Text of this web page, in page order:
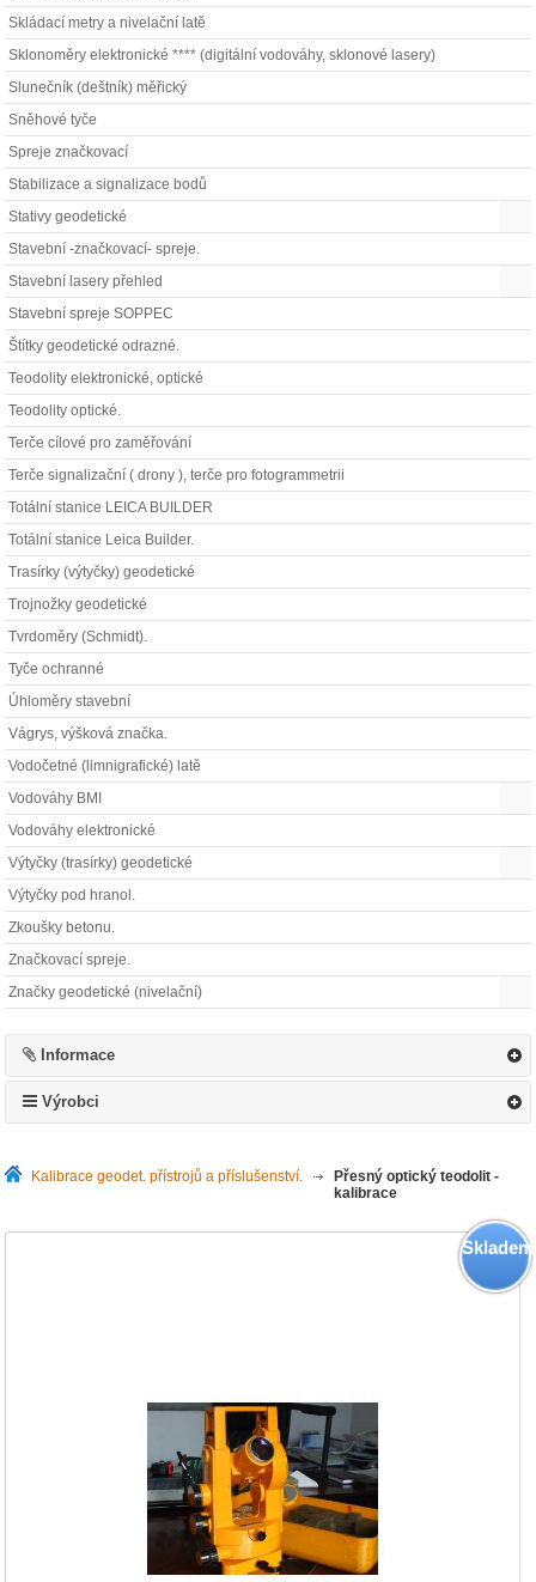
Skládací metry a nivelační latě
Sklonoměry elektronické **** (digitální vodováhy, sklonové lasery)
Slunečník (deštník) měřický
Sněhové tyče
Spreje značkovací
Stabilizace a signalizace bodů
Stativy geodetické
Stavební -značkovací- spreje.
Stavební lasery přehled
Stavební spreje SOPPEC
Štítky geodetické odrazné.
Teodolity elektronické, optické
Teodolity optické.
Terče cílové pro zaměřování
Terče signalizační ( drony ), terče pro fotogrammetrii
Totální stanice LEICA BUILDER
Totální stanice Leica Builder.
Trasírky (výtyčky) geodetické
Trojnožky geodetické
Tvrdoměry (Schmidt).
Tyče ochranné
Úhloměry stavební
Vágrys, výšková značka.
Vodočetné (limnigrafické) latě
Vodováhy BMI
Vodováhy elektronické
Výtyčky (trasírky) geodetické
Výtyčky pod hranol.
Zkoušky betonu.
Značkovací spreje.
Značky geodetické (nivelační)
Informace
Výrobci
Kalibrace geodet. přístrojů a příslušenství. >Přesný optický teodolit -
kalibrace
Skladem